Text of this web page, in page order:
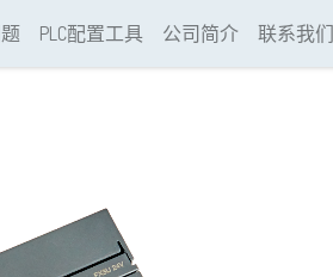
PLC配置工具 公司简介 联系我们